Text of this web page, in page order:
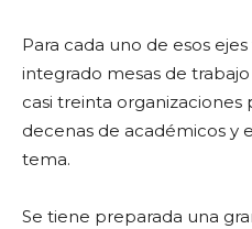
Para cada uno de esos
integrado mesas de
casi treinta organizaciones
decenas de académicos y
tema.
Se tiene preparada una